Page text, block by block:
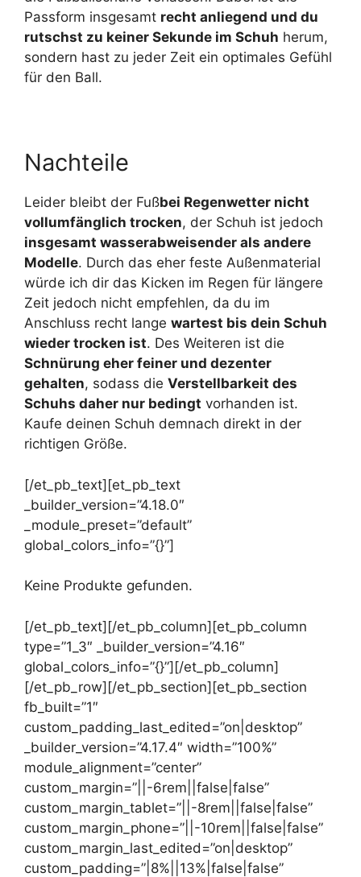
Passform insgesamt recht anliegend und du
rutschst zu keiner Sekunde im Schuh herum,
sondern hast zu jeder Zeit ein optimales Gefühl
für den Ball.
Nachteile
Leider bleibt der Fußbei Regenwetter nicht
vollumfänglich trocken, der Schuh ist jedoch
insgesamt wasserabweisender als andere
Modelle. Durch das eher feste Außenmaterial
würde ich dir das Kicken im Regen für längere
Zeit jedoch nicht empfehlen, da du im
Anschluss recht lange wartest bis dein Schuh
wieder trocken ist. Des Weiteren ist die
Schnürung eher feiner und dezenter
gehalten, sodass die Verstellbarkeit des
Schuhs daher nur bedingt vorhanden ist.
Kaufe deinen Schuh demnach direkt in der
richtigen Größe.
[/et_pb_text][et_pb_text
_builder_version=”4.18.0″
_module_preset=”default”
global_colors_info=”{}”]
Keine Produkte gefunden.
[/et_pb_text][/et_pb_column][et_pb_column
type=”1_3″ _builder_version=”4.16″
global_colors_info=”{}”][/et_pb_column]
[/et_pb_row][/et_pb_section][et_pb_section
fb_built=”1″
custom_padding_last_edited=”on|desktop”
_builder_version=”4.17.4″ width=”100%”
module_alignment=”center”
custom_margin=”||-6rem||false|false”
custom_margin_tablet=”||-8rem||false|false”
custom_margin_phone=”||-10rem||false|false”
custom_margin_last_edited=”on|desktop”
custom_padding=”|8%||13%|false|false”